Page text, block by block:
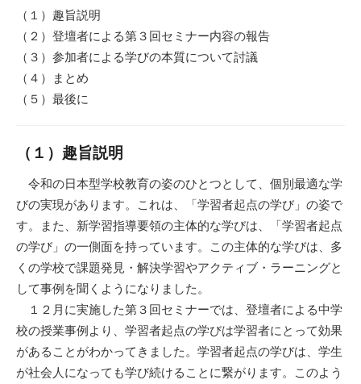
（１）趣旨説明
（２）登壇者による第３回セミナー内容の報告
（３）参加者による学びの本質について討議
（４）まとめ
（５）最後に
（１）趣旨説明
令和の日本型学校教育の姿のひとつとして、個別最適な学
びの実現があります。これは、「学習者起点の学び」の姿で
す。また、新学習指導要領の主体的な学びは、「学習者起点
の学び」の一側面を持っています。この主体的な学びは、多
くの学校で課題発見・解決学習やアクティブ・ラーニングと
して事例を聞くようになりました。
１２月に実施した第３回セミナーでは、登壇者による中学
校の授業事例より、学習者起点の学びは学習者にとって効果
があることがわかってきました。学習者起点の学びは、学生
が社会人になっても学び続けることに繋がります。このよう